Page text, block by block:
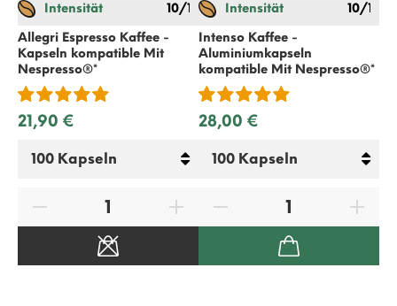
Intensität
10/12
Allegri Espresso Kaffee -
Kapseln kompatible Mit
Nespresso®*
21,90 €
Intensität
10/12
Intenso Kaffee -
Aluminiumkapseln
kompatible Mit Nespresso®*
28,00 €